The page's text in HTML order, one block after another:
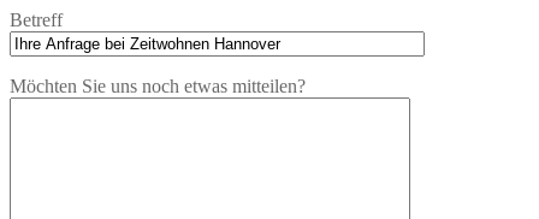
Betreff
Möchten Sie uns noch etwas mitteilen?